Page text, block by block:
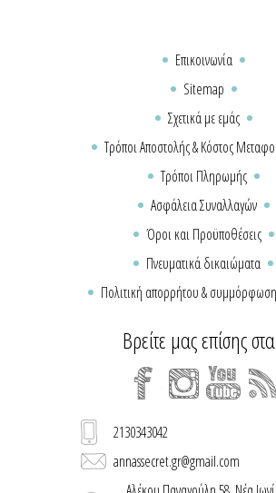
Επικοινωνία
Sitemap
Σχετικά με εμάς
Τρόποι Αποστολής & Κόστος
Τρόποι Πληρωμής
Ασφάλεια Συναλλαγών
Όροι και Προϋποθέσεις
Πνευματικά δικαιώματα
Πολιτική απορρήτου &
Βρείτε μας επίσης
2130343042
annassecret.gr@gmail.com